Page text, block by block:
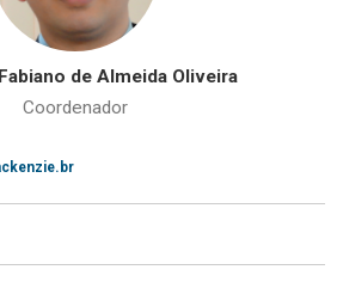
de Almeida Oliveira
Coordenador